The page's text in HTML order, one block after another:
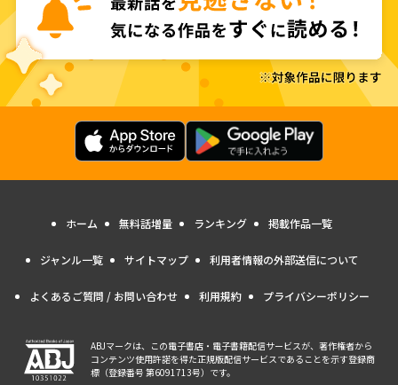
ホーム 無料話増量 ランキング 掲載作品一覧
ジャンル一覧 サイトマップ 利用者情報の外部送信について
よくあるご質問 / お問い合わせ 利用規約 プライバシーポリシー
ABJマークは、この電子書店・電子書籍配信サービスが、著作権者から
コンテンツ使用許諾を得た正規版配信サービスであることを示す登録商
標（登録番号 第6091713号）です。